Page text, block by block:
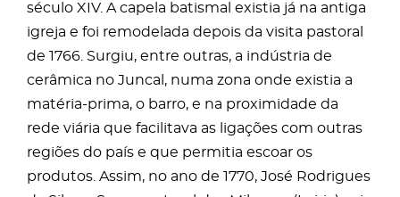
século XIV. A capela batismal existia já na antiga
igreja e foi remodelada depois da visita pastoral
de 1766. Surgiu, entre outras, a indústria de
cerâmica no Juncal, numa zona onde existia a
matéria-prima, o barro, e na proximidade da
rede viária que facilitava as ligações com outras
regiões do país e que permitia escoar os
produtos. Assim, no ano de 1770, José Rodrigues